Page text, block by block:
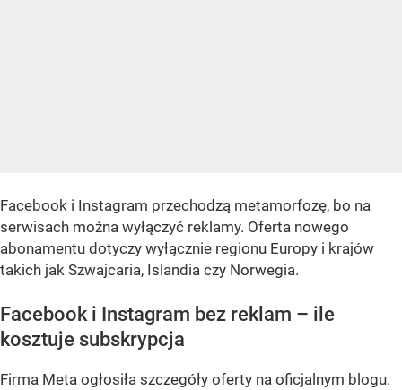
Facebook i Instagram przechodzą metamorfozę, bo na
serwisach można wyłączyć reklamy. Oferta nowego
abonamentu dotyczy wyłącznie regionu Europy i krajów
takich jak Szwajcaria, Islandia czy Norwegia.
Facebook i Instagram bez reklam – ile
kosztuje subskrypcja
Firma Meta ogłosiła szczegóły oferty na oficjalnym blogu.